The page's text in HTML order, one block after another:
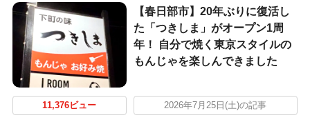
【春日部市】20年ぶりに復活し
た「つきしま」がオープン1周
年！ 自分で焼く東京スタイルの
もんじゃを楽しんできました
11,376ビュー 2026年7月25日(土)の記事